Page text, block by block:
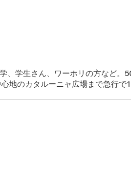
、学生さん、ワーホリの方など。
地のカタルーニャ広場まで急行で